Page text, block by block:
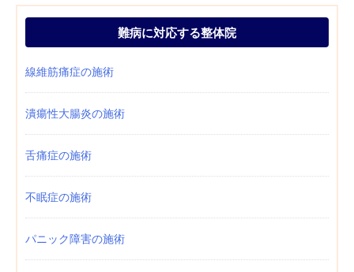
難病に対応する整体院
線維筋痛症の施術
潰瘍性大腸炎の施術
舌痛症の施術
不眠症の施術
パニック障害の施術